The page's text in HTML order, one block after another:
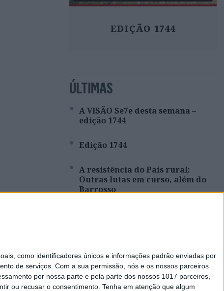
como identificadores únicos e informações padrão enviadas por
de serviços. Com a sua permissão, nós e os nossos parceiros
por nossa parte e pela parte dos nossos 1017 parceiros,
ou recusar o consentimento. Tenha em atenção que algum
EDIÇÃO 1744
ÚLTIMAS
A VISÃO Se7e desta semana –
edição 1744
Edição 1744
A resistência do País rural:
Outras lutas em curso, além do
Barrosso
Rui Tavares Guedes